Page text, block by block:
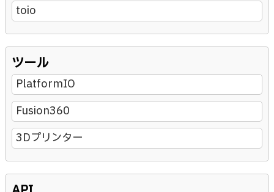
toio
ツール
PlatformIO
Fusion360
3Dプリンター